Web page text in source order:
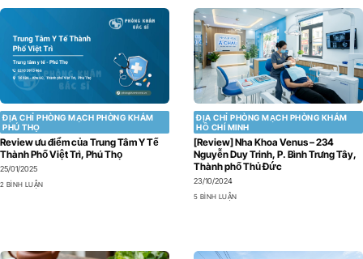
ĐỊA CHỈ PHÒNG MẠCH PHÒNG KHÁM
PHÚ THỌ
Review ưu điểm của Trung Tâm Y Tế
Thành Phố Việt Trì, Phú Thọ
25/01/2025
2 BÌNH LUẬN
ĐỊA CHỈ PHÒNG MẠCH PHÒNG KHÁM
HỒ CHÍ MINH
[Review] Nha Khoa Venus – 234
Nguyễn Duy Trinh, P. Bình Trưng Tây,
Thành phố Thủ Đức
23/10/2024
5 BÌNH LUẬN